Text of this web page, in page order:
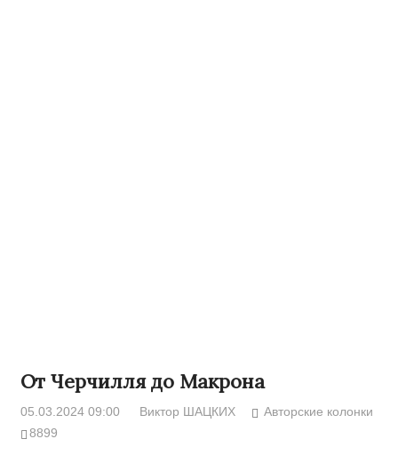
От Черчилля до Макрона
05.03.2024 09:00 Виктор ШАЦКИХ
Авторские колонки
8899